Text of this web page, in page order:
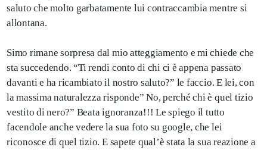
saluto che molto garbatamente lui contraccambia mentre si
allontana.
Simo rimane sorpresa dal mio atteggiamento e mi chiede che
sta succedendo. “Ti rendi conto di chi ci è appena passato
davanti e ha ricambiato il nostro saluto?” le faccio. E lei, con
la massima naturalezza risponde” No, perché chi è quel tizio
vestito di nero?” Beata ignoranza!!! Le spiego il tutto
facendole anche vedere la sua foto su google, che lei
riconosce di quel tizio. E sapete qual’è stata la sua reazione a